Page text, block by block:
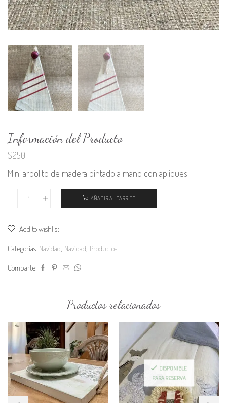
Información del Producto
$250
Mini arbolito de madera pintado a mano con apliques
Cintas
cantidad
AÑADIR AL CARRITO
Add to wishlist
Categorías Navidad, Navidad, Productos
Comparte:
Productos relacionados
DISPONIBLE
PARA RESERVA